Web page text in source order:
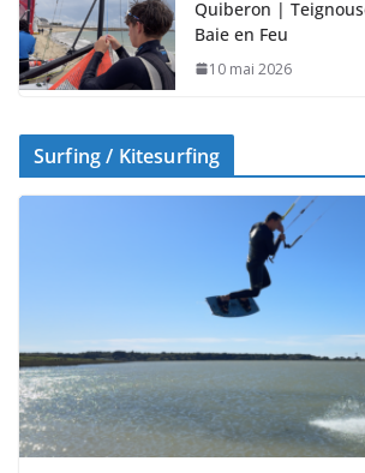
Quiberon |
Baie en Feu
10 mai 2026
Surfing / Kitesurfing